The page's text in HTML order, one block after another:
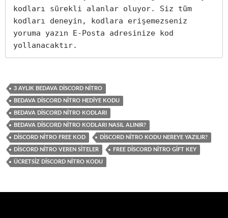
kodları sürekli alanlar oluyor. Siz tüm
kodları deneyin, kodlara erişemezseniz
yoruma yazın E-Posta adresinize kod
yollanacaktır.
3 AYLIK BEDAVA DISCORD NITRO
BEDAVA DISCORD NITRO HEDIYE KODU
BEDAVA DISCORD NITRO KODLARI
BEDAVA DISCORD NITRO KODLARI NASIL ALINIR?
DISCORD NITRO FREE KOD DISCORD NITRO KODU NEREYE YAZILIR?
DISCORD NITRO VEREN SITELER FREE DISCORD NITRO GIFT KEY
ÜCRETSIZ DISCORD NITRO KODU